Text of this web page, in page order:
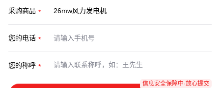
采购商品
您的电话
您的称呼
信息安全保障中·放心提交